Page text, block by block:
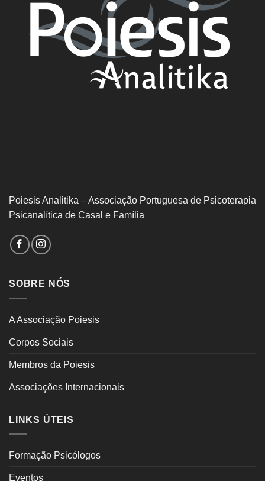
Poiesis Analitika – Associação Portuguesa de Psicoterapia
Psicanalítica de Casal e Família
SOBRE NÓS
A Associação Poiesis
Corpos Sociais
Membros da Poiesis
Associações Internacionais
LINKS ÚTEIS
Formação Psicólogos
Eventos